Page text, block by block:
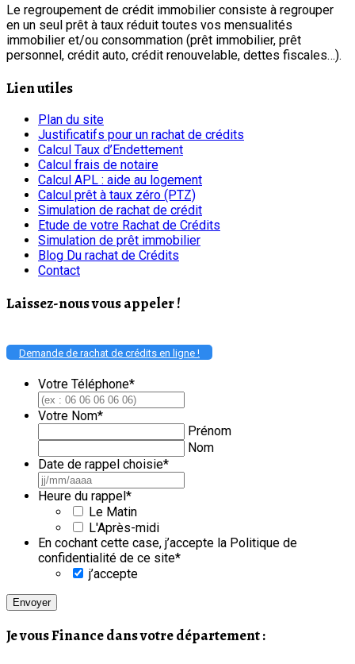
Le regroupement de crédit immobilier consiste à regrouper
en un seul prêt à taux réduit toutes vos mensualités
immobilier et/ou consommation (prêt immobilier, prêt
personnel, crédit auto, crédit renouvelable, dettes fiscales…).
Lien utiles
Plan du site
Justificatifs pour un rachat de crédits
Calcul Taux d’Endettement
Calcul frais de notaire
Calcul APL : aide au logement
Calcul prêt à taux zéro (PTZ)
Simulation de rachat de crédit
Etude de votre Rachat de Crédits
Simulation de prêt immobilier
Blog Du rachat de Crédits
Contact
Laissez-nous vous appeler !
Demande de rachat de crédits en ligne !
Votre Téléphone*
Votre Nom*
Prénom
Nom
Date de rappel choisie*
AAAA
Heure du rappel*
Le Matin
L'Après-midi
En cochant cette case, j’accepte la Politique de
confidentialité de ce site*
j’accepte
Je vous Finance dans votre département :